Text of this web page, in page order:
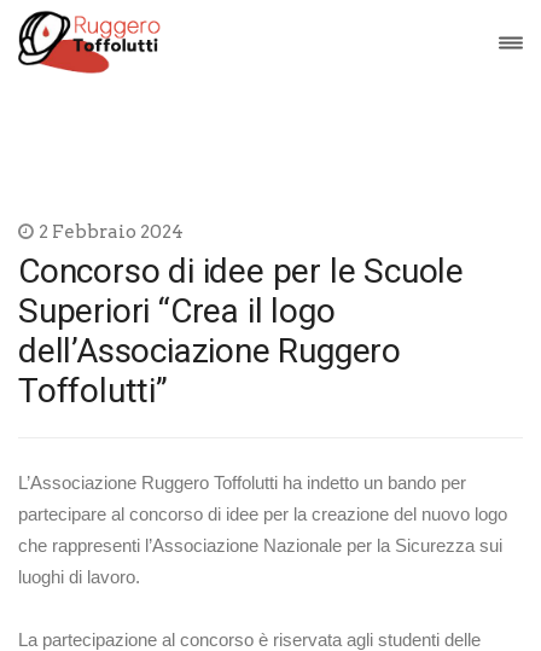
2 Febbraio 2024
Concorso di idee per le Scuole
Superiori “Crea il logo
dell’Associazione Ruggero
Toffolutti”
L’Associazione Ruggero Toffolutti ha indetto un bando per
partecipare al concorso di idee per la creazione del nuovo logo
che rappresenti l’Associazione Nazionale per la Sicurezza sui
luoghi di lavoro.
La partecipazione al concorso è riservata agli studenti delle